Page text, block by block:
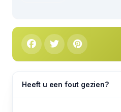
Heeft u een fout gezien?